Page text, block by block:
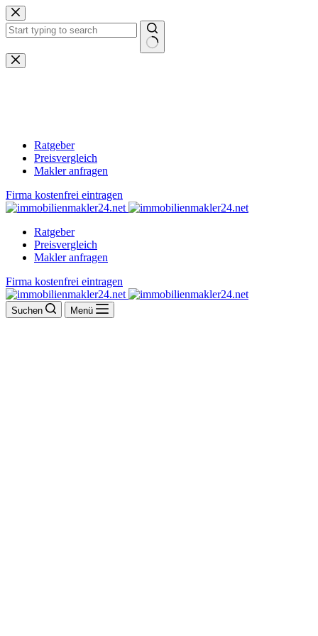
Zum
Inhalt
springen
Keine
Ergebnisse
Ratgeber
Preisvergleich
Makler anfragen
Firma kostenfrei eintragen
Ratgeber
Preisvergleich
Makler anfragen
Firma kostenfrei eintragen
Suchen Menü